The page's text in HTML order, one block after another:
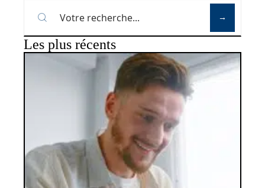
Les plus récents